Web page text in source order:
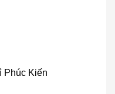
Phúc Kiến